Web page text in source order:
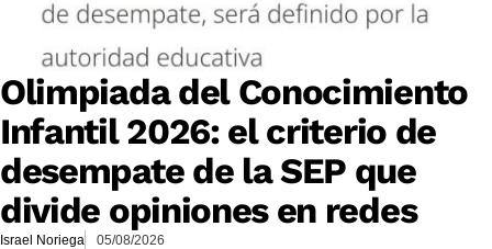
Olimpiada del Conocimiento
Infantil 2026: el criterio de
desempate de la SEP que
divide opiniones en redes
Israel Noriega 05/08/2026